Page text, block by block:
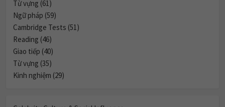
Ngữ pháp (59)
Cambridge Tests (51)
Reading (46)
Giao tiếp (40)
Từ vựng (35)
Kinh nghiệm (29)